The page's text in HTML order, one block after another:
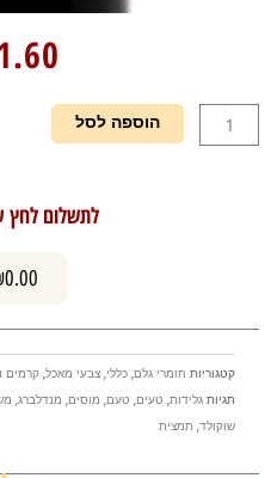
כמות
של
הוספה לסל
לתשלום לחץ
0.00
קטגוריות חומרי גלם, כללי, צבעי מאכל, קרמים
תגיות גלידות, טעים, טעם, מוסים, מנדלברג,
שוקולד, תמצית